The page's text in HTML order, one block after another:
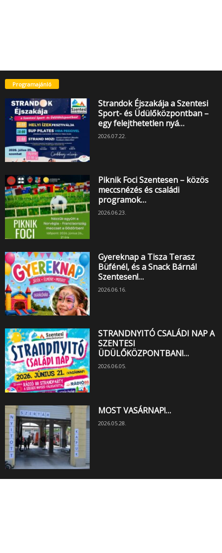
Programajánló
Strandok Éjszakája a Szentesi
Sport- és Üdülőközpontban –
egy felejthetetlen nyá…
2026.07.22.
Piknik Foci Szentesen – közös
meccsnézés és családi
programok…
2026.06.23.
Gyereknap a Tisza Terasz
Büfénél, és a Snack Bárnál
Szentesen!…
2026.06.16.
STRANDNYITÓ CSALÁDI NAP A
SZENTESI
ÜDÜLŐKÖZPONTBAN!…
2026.06.05.
MOST VASÁRNAP!…
2026.05.28.